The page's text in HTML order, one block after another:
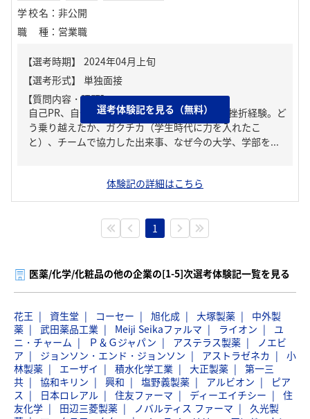
学校名 ： 非公開
職種 ： 営業職
【質問内容・課題】
自己PR、自分の強み/弱み、人生の中で大きな挫折経験。ど
う乗り越えたか、ガクチカ（学生時代に力を入れたこ
と）、チームで協力した出来事、なぜ今の大学、学部を...
選考体験記を見る（無料）
体験記の詳細はこちら
1
医薬/化学/化粧品の他の企業の[1-5]次選考体験記一覧を見る
花王 資生堂 コーセー 旭化成 大塚製薬
中外製
薬
武田薬品工業 Meiji Seikaファルマ ライオン
ユ
ニ・チャーム
Ｐ＆Ｇジャパン アステラス製薬
ノエビ
ア
ジョンソン・エンド・ジョンソン アストラゼネカ
小
林製薬
エーザイ 積水化学工業 大正製薬
第一三
共
協和キリン 興和 塩野義製薬 アルビオン
ピア
ス
日本ロレアル 住友ファーマ ディーエイチシー
住
友化学
田辺三菱製薬 ノバルティス ファーマ
久光製